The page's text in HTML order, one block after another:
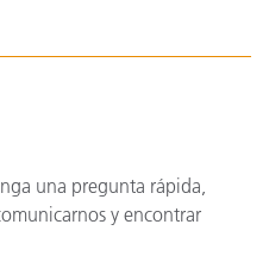
una pregunta rápida,
y encontrar